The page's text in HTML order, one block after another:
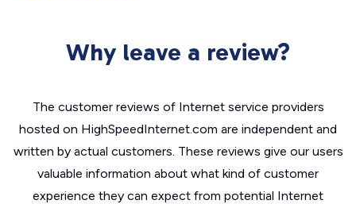
Why leave a review?
The customer reviews of Internet service providers
hosted on HighSpeedInternet.com are independent and
written by actual customers. These reviews give our users
valuable information about what kind of customer
experience they can expect from potential Internet